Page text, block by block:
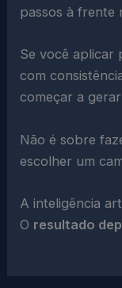
passos à frente
Se você aplicar
com
começar a
Não é sobre
escolher um
A inteligência
O resultado